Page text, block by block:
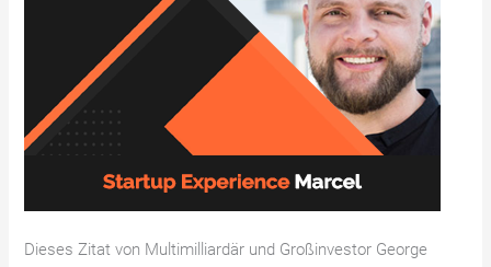
Dieses Zitat von Multimilliardär und Großinvestor George